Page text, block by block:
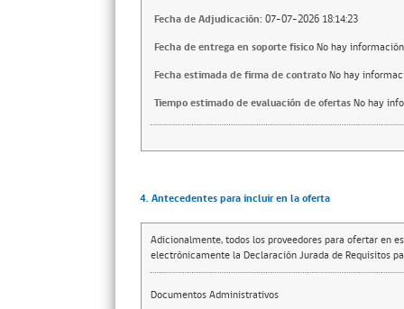
Fecha de Adjudicación: 07-07-2026 18:14:23
Fecha de entrega en soporte fisicoNo hay información
Fecha estimada de firma de contratoNo hay
Tiempo estimado de evaluación de ofertasNo hay
4. Antecedentes para incluir en la oferta
Adicionalmente, todos los proveedores para ofertar en
electrónicamente la Declaración Jurada de Requisitos
Documentos Administrativos